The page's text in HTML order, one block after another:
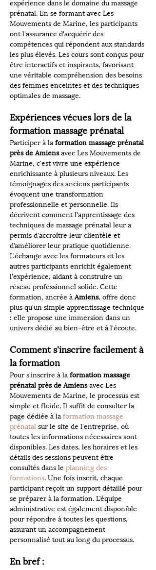
expérience dans le domaine du massage
prénatal. En se formant avec Les
Mouvements de Marine, les participants
ont l'assurance d'acquérir des
compétences qui répondent aux standards
les plus élevés. Les cours sont conçus pour
être interactifs et inspirants, favorisant
une véritable compréhension des besoins
des femmes enceintes et des techniques
optimales de massage.
Expériences vécues lors de la
formation massage prénatal
Participer à la formation massage prénatal
près de Amiens avec Les Mouvements de
Marine, c'est vivre une expérience
enrichissante à plusieurs niveaux. Les
témoignages des anciens participants
évoquent une transformation
professionnelle et personnelle. Ils
décrivent comment l'apprentissage des
techniques de massage prénatal leur a
permis d'accroître leur clientèle et
d’améliorer leur pratique quotidienne.
L'échange avec les formateurs et les
autres participants enrichit également
l'expérience, aidant à construire un
réseau professionnel solide. Cette
formation, ancrée à Amiens, offre donc
plus qu'un simple apprentissage technique
: elle propose une immersion dans un
univers dédié au bien-être et à l'écoute.
Comment s'inscrire facilement à
la formation
Pour s'inscrire à la formation massage
prénatal près de Amiens avec Les
Mouvements de Marine, le processus est
simple et fluide. Il suffit de consulter la
page dédiée à la formation massage
prénatal sur le site de l'entreprise, où
toutes les informations nécessaires sont
disponibles. Les dates, les horaires et les
détails des sessions peuvent être
consultés dans le planning des
formations. Une fois inscrit, chaque
participant reçoit un support détaillé pour
se préparer à la formation. L’équipe
administrative est également disponible
pour répondre à toutes les questions,
assurant un accompagnement
personnalisé tout au long du processus.
En bref :